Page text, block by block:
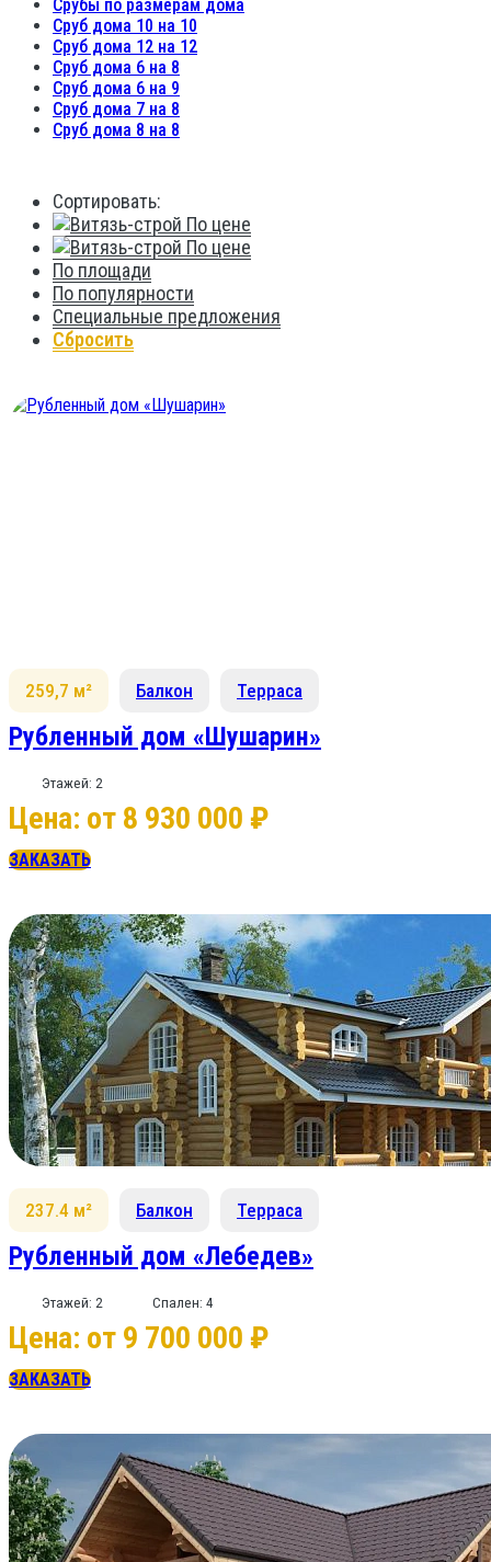
Срубы по размерам дома
Сруб дома 10 на 10
Сруб дома 12 на 12
Сруб дома 6 на 8
Сруб дома 6 на 9
Сруб дома 7 на 8
Сруб дома 8 на 8
Сортировать:
По цене
По цене
По площади
По популярности
Специальные предложения
Сбросить
259,7 м² Балкон Терраса
Рубленный дом «Шушарин»
Этажей: 2
Цена: от 8 930 000 ₽
ЗАКАЗАТЬ
237.4 м² Балкон Терраса
Рубленный дом «Лебедев»
Этажей: 2 Спален: 4
Цена: от 9 700 000 ₽
ЗАКАЗАТЬ